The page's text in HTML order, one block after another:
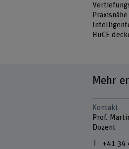
HuCE
Mehr
Kontakt
Prof.
Dozent
+41 34